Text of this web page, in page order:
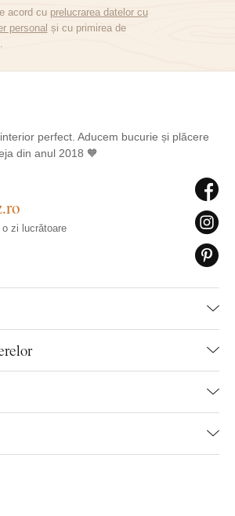
acord cu prelucrarea datelor cu
personal și cu primirea de
perfect. Aducem bucurie și plăcere
din anul 2018 🧡
zi lucrătoare